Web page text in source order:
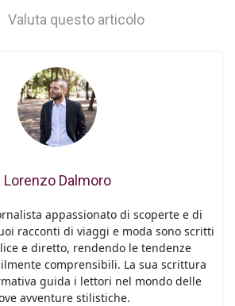
Valuta questo articolo
Lorenzo Dalmoro
appassionato di scoperte e di
racconti di viaggi e moda sono scritti
e diretto, rendendo le tendenze
comprensibili. La sua scrittura
guida i lettori nel mondo delle
avventure stilistiche.